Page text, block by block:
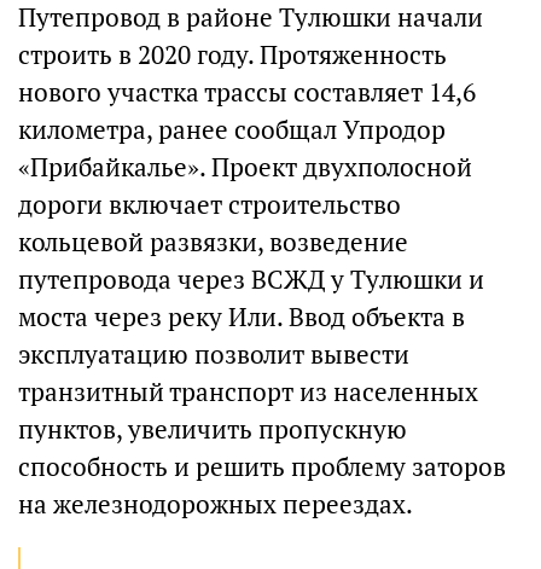
Путепровод в районе Тулюшки начали
строить в 2020 году. Протяженность
нового участка трассы составляет 14,6
километра, ранее сообщал Упродор
«Прибайкалье». Проект двухполосной
дороги включает строительство
кольцевой развязки, возведение
путепровода через ВСЖД у Тулюшки и
моста через реку Или. Ввод объекта в
эксплуатацию позволит вывести
транзитный транспорт из населенных
пунктов, увеличить пропускную
способность и решить проблему заторов
на железнодорожных переездах.